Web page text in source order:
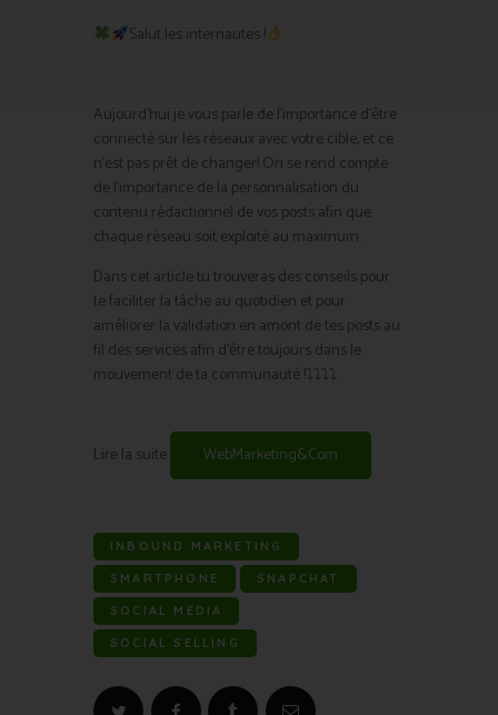
Salut les internautes !
Aujourd’hui je vous parle de l’importance d’être
connecté sur les réseaux avec votre cible, et ce
n’est pas prêt de changer! On se rend compte
de l’importance de la personnalisation du
contenu rédactionnel de vos posts afin que
chaque réseau soit exploité au maximum.
Dans cet article tu trouveras des conseils pour
te faciliter la tâche au quotidien et pour
améliorer la validation en amont de tes posts au
fil des services afin d’être toujours dans le
mouvement de ta communauté !⤵⤵⤵⤵
Lire la suite WebMarketing&Com
INBOUND MARKETING
SMARTPHONE SNAPCHAT
SOCIAL MEDIA
SOCIAL SELLING